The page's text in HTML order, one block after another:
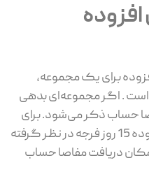
برای یک مجموعه،
است . اگر مجموعه‌ای بدهی
حساب ذکر می‌شود. برای
پرداخت بدهی مالیات بر ارزش افزوده 15 روز فرجه در نظر گرفته
دریافت مفاصا حساب